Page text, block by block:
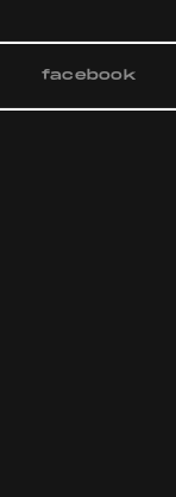
facebook